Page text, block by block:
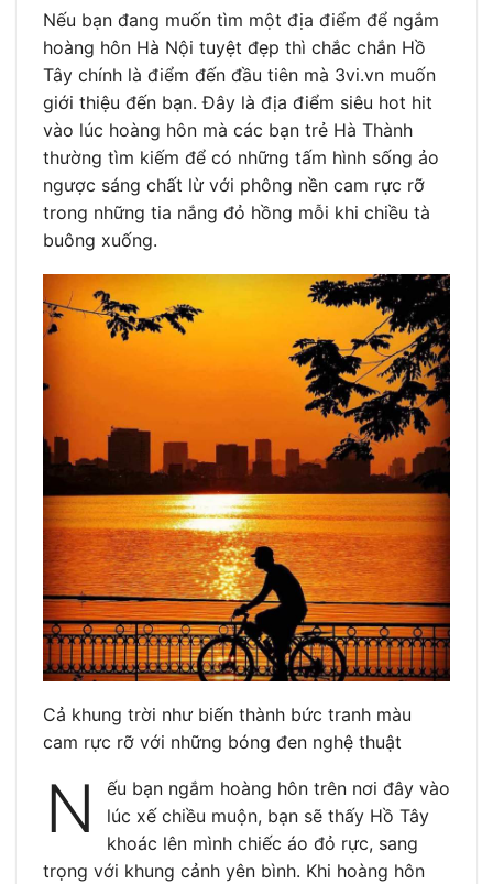
Nếu bạn đang muốn tìm một địa điểm để ngắm
hoàng hôn Hà Nội tuyệt đẹp thì chắc chắn Hồ
Tây chính là điểm đến đầu tiên mà 3vi.vn muốn
giới thiệu đến bạn. Đây là địa điểm siêu hot hit
vào lúc hoàng hôn mà các bạn trẻ Hà Thành
thường tìm kiếm để có những tấm hình sống ảo
ngược sáng chất lừ với phông nền cam rực rỡ
trong những tia nắng đỏ hồng mỗi khi chiều tà
buông xuống.
Cả khung trời như biến thành bức tranh màu
cam rực rỡ với những bóng đen nghệ thuật
N
ếu bạn ngắm hoàng hôn trên nơi đây vào
lúc xế chiều muộn, bạn sẽ thấy Hồ Tây
khoác lên mình chiếc áo đỏ rực, sang
trọng với khung cảnh yên bình. Khi hoàng hôn